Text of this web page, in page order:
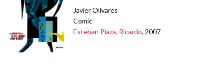
Javier Olivares
Comic
Esteban Plaza, Ricardo, 2007